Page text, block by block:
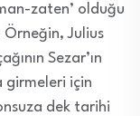
zaten’ olduğu
Örneğin, Julius
Sezar’ın
girmeleri için
dek tarihi